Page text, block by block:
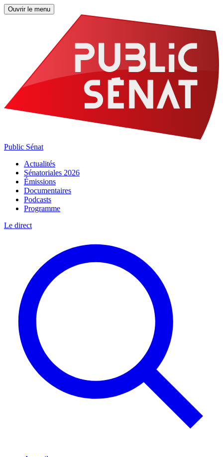
Ouvrir le menu
Public Sénat
Actualités
Sénatoriales 2026
Émissions
Documentaires
Podcasts
Programme
Le direct